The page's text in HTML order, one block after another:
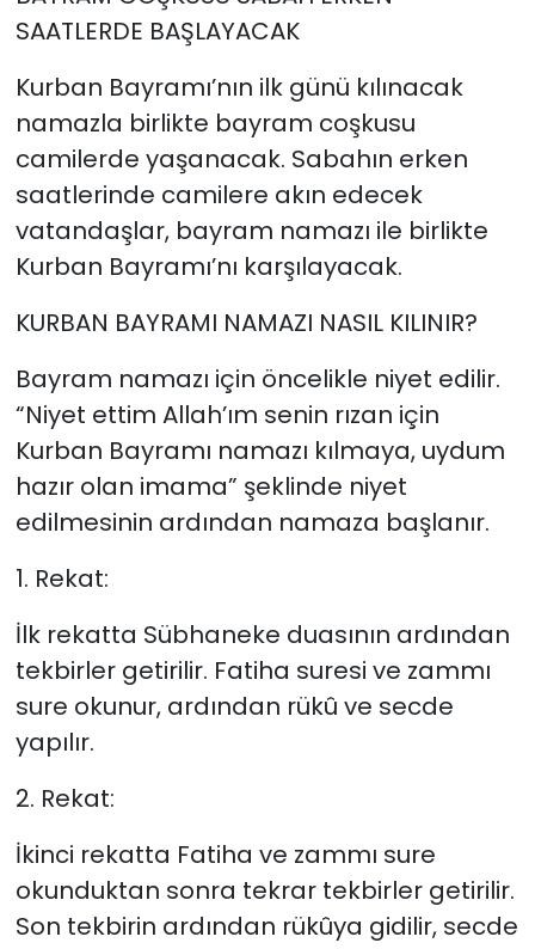
SAATLERDE BAŞLAYACAK
Kurban Bayramı’nın ilk günü kılınacak
namazla birlikte bayram coşkusu
camilerde yaşanacak. Sabahın erken
saatlerinde camilere akın edecek
vatandaşlar, bayram namazı ile birlikte
Kurban Bayramı’nı karşılayacak.
KURBAN BAYRAMI NAMAZI NASIL KILINIR?
Bayram namazı için öncelikle niyet edilir.
“Niyet ettim Allah’ım senin rızan için
Kurban Bayramı namazı kılmaya, uydum
hazır olan imama” şeklinde niyet
edilmesinin ardından namaza başlanır.
1. Rekat:
İlk rekatta Sübhaneke duasının ardından
tekbirler getirilir. Fatiha suresi ve zammı
sure okunur, ardından rükû ve secde
yapılır.
2. Rekat:
İkinci rekatta Fatiha ve zammı sure
okunduktan sonra tekrar tekbirler getirilir.
Son tekbirin ardından rükûya gidilir, secde